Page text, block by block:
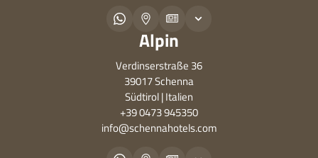
Alpin
Verdinserstraße 36
39017 Schenna
Südtirol | Italien
+39 0473 945350
info@schennahotels.com